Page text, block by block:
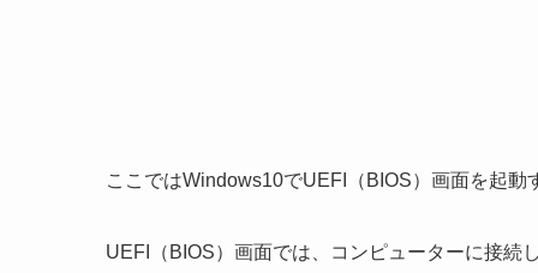
ここではWindows10でUEFI（BIOS）画面を起動
UEFI（BIOS）画面では、コンピューターに接